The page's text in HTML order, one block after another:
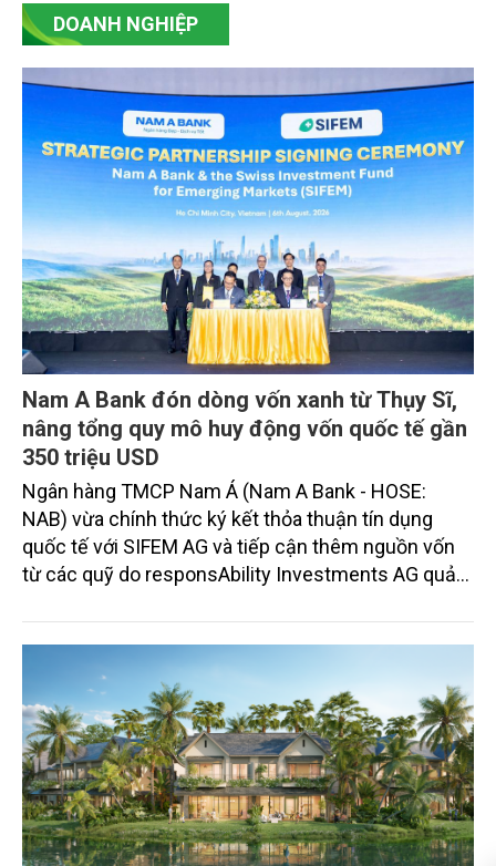
DOANH NGHIỆP
Nam A Bank đón dòng vốn xanh từ Thụy Sĩ,
nâng tổng quy mô huy động vốn quốc tế gần
350 triệu USD
Ngân hàng TMCP Nam Á (Nam A Bank - HOSE:
NAB) vừa chính thức ký kết thỏa thuận tín dụng
quốc tế với SIFEM AG và tiếp cận thêm nguồn vốn
từ các quỹ do responsAbility Investments AG quản
thu hút thành công từ đầu năm đến nay lên gần 350